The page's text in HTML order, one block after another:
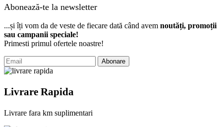
Abonează-te la newsletter
...și îți vom da de veste de fiecare dată când avem noutăți, promoții
sau campanii speciale!
Primesti primul ofertele noastre!
Abonare
Livrare Rapida
Livrare fara km suplimentari